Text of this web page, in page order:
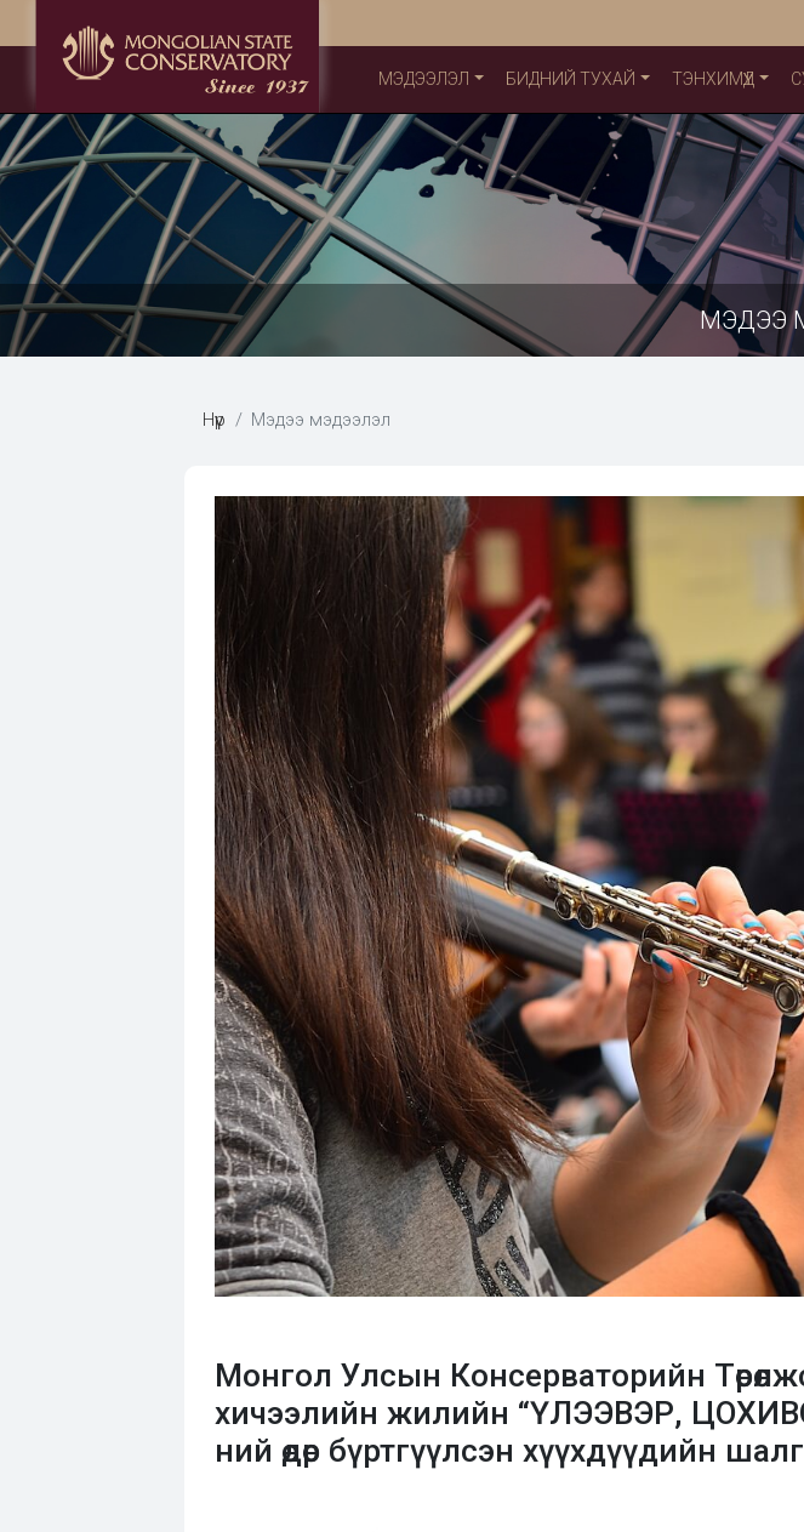
МЭДЭЭЛЭЛ БИДНИЙ ТУХАЙ ТЭНХИМҮҮД
МЭДЭЭ
Нүүр Мэдээ мэдээлэл
Монгол Улсын Консерваторийн
хичээлийн жилийн “ҮЛЭЭВЭР,
ний өдөр бүртгүүлсэн хүүхдүүдийн